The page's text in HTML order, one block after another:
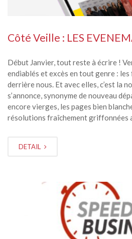
Côté Veille : LES
Début Janvier, tout reste à écrire !
endiablés et excès en tout genre :
derrière nous. Et avec elles, c’est la
s’annonce, synonyme de nouveau
encore vierges, les pages bien
résolutions fraîchement griffonnées
DETAIL